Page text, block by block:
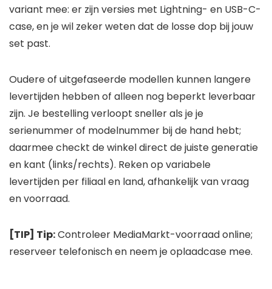
variant mee: er zijn versies met Lightning- en USB-C-
case, en je wil zeker weten dat de losse dop bij jouw
set past.
Oudere of uitgefaseerde modellen kunnen langere
levertijden hebben of alleen nog beperkt leverbaar
zijn. Je bestelling verloopt sneller als je je
serienummer of modelnummer bij de hand hebt;
daarmee checkt de winkel direct de juiste generatie
en kant (links/rechts). Reken op variabele
levertijden per filiaal en land, afhankelijk van vraag
en voorraad.
[TIP] Tip:Controleer MediaMarkt-voorraad online;
reserveer telefonisch en neem je oplaadcase mee.